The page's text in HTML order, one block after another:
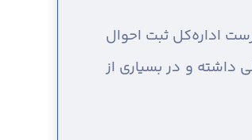
اداره‌کل ثبت احوال
داشته و در بسیاری از